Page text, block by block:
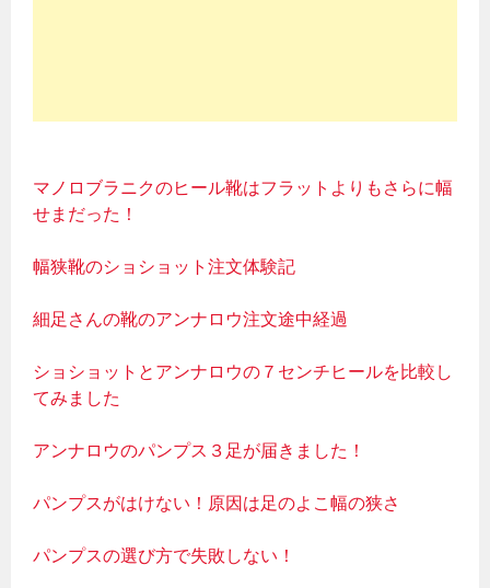
マノロブラニクのヒール靴はフラットよりもさらに幅
せまだった！
幅狭靴のショショット注文体験記
細足さんの靴のアンナロウ注文途中経過
ショショットとアンナロウの７センチヒールを比較し
てみました
アンナロウのパンプス３足が届きました！
パンプスがはけない！原因は足のよこ幅の狭さ
パンプスの選び方で失敗しない！